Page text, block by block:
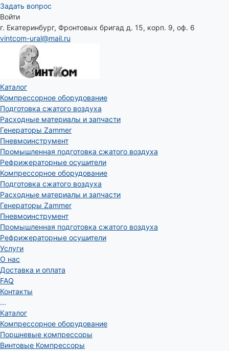
Задать вопрос
Войти
г. Екатеринбург, Фронтовых бригад д. 15, корп. 9, оф. 6
vintcom-ural@mail.ru
Каталог
Компрессорное оборудование
Подготовка сжатого воздуха
Расходные материалы и запчасти
Генераторы Zammer
Пневмоинструмент
Промышленная подготовка сжатого воздуха
Рефрижераторные осушители
Компрессорное оборудование
Подготовка сжатого воздуха
Расходные материалы и запчасти
Генераторы Zammer
Пневмоинструмент
Промышленная подготовка сжатого воздуха
Рефрижераторные осушители
Услуги
О нас
Доставка и оплата
FAQ
Контакты
...
Каталог
Компрессорное оборудование
Поршневые компрессоры
Винтовые Компрессоры